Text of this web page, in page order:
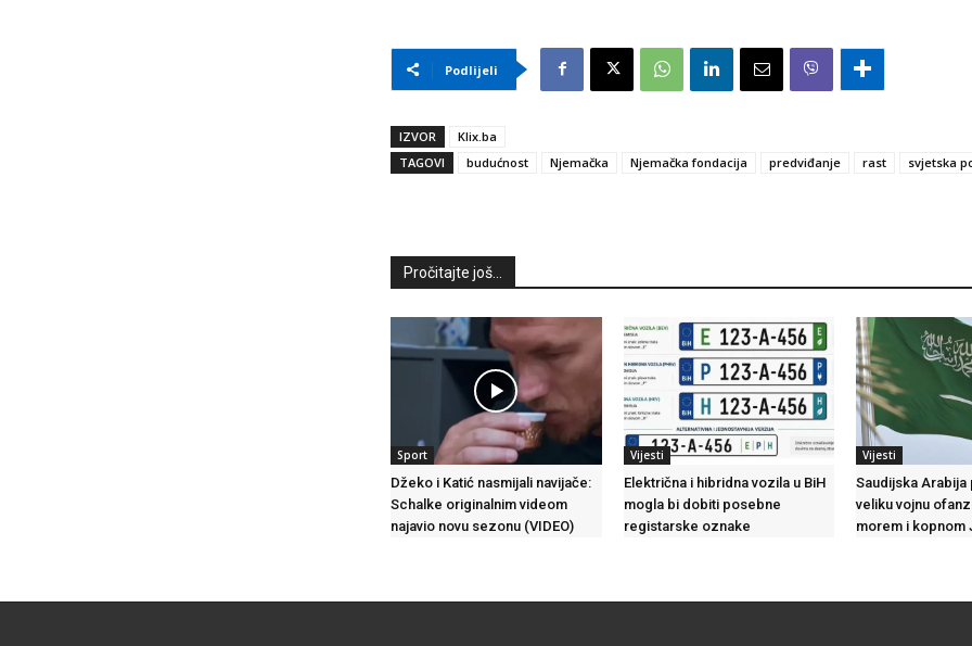
Podlijeli
IZVOR
Klix.ba
TAGOVI
budućnost Njemačka Njemačka fondacija predviđanje rast svjetska
Pročitajte još...
Sport
Džeko i Katić nasmijali navijače:
Schalke originalnim videom
najavio novu sezonu (VIDEO)
Vijesti
Električna i hibridna vozila u BiH
mogla bi dobiti posebne
registarske oznake
Vijesti
Saudijska Arabija
veliku vojnu
morem i kopnom